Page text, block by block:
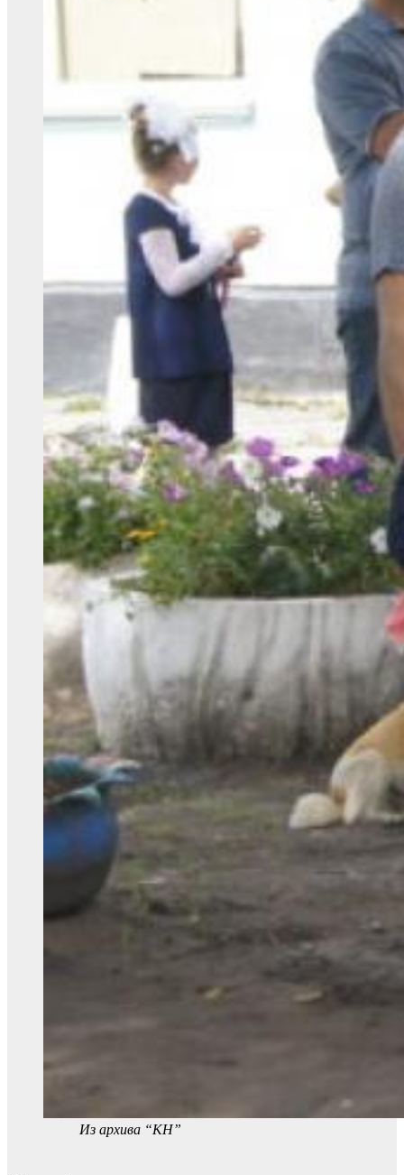
Из архива “КН”